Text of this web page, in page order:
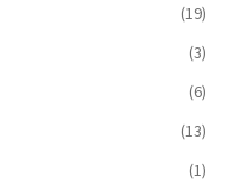
(19)
(3)
(6)
(13)
(1)